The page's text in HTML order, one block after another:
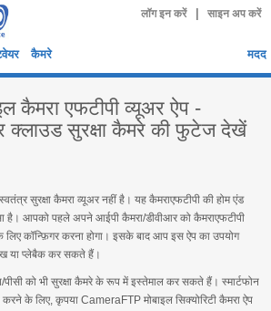
लॉग इन करें साइन अप करें
कैमरे मदद
कैमरा एफटीपी व्यूअर ऐप -
क्लाउड सुरक्षा कैमरे की फुटेज देखें
सुरक्षा कैमरा व्यूअर नहीं है। यह कैमराएफटीपी की होम एंड
है। आपको पहले अपने आईपी कैमरा/डीवीआर को कैमराएफटीपी
लिए कॉन्फ़िगर करना होगा। इसके बाद आप इस ऐप का उपयोग
या प्लेबैक कर सकते हैं।
को भी सुरक्षा कैमरे के रूप में इस्तेमाल कर सकते हैं। स्मार्टफोन
के लिए, कृपया CameraFTP मोबाइल सिक्योरिटी कैमरा ऐप